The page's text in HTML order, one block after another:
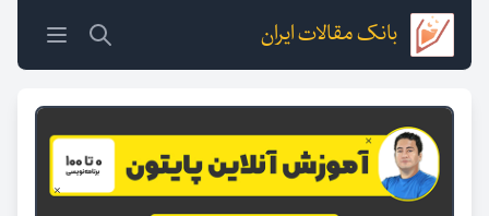
بانک مقالات ایران